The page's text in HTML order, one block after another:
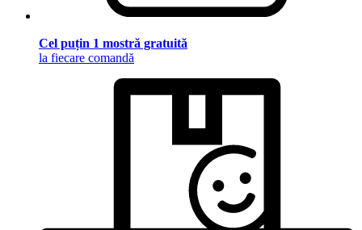
Cel puțin 1 mostră gratuită
la fiecare comandă